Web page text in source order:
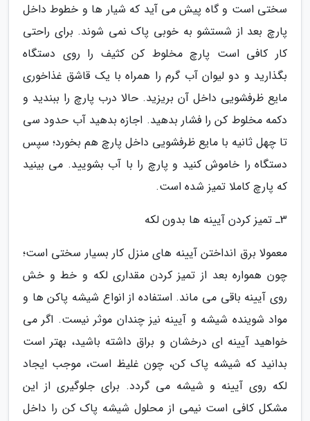
سختی است و گاه پیش می آید که شیار ها و خطوط داخل
پارچ بعد از شستشو به خوبی پاک نمی شوند. برای راحتی
کار کافی است پارچ مخلوط کن کثیف را روی دستگاه
بگذارید و دو لیوان آب گرم را همراه با یک قاشق غذاخوری
مایع ظرفشویی داخل آن بریزید. حالا درب پارچ را ببندید و
دکمه مخلوط کن را فشار بدهید. اجازه بدهید آب حدود سی
تا چهل ثانیه با مایع ظرفشویی داخل پارچ هم بخورد؛ سپس
دستگاه را خاموش کنید و پارچ را با آب بشویید. می بینید
که پارچ کاملا تمیز شده است.
3ـ تمیز کردن آیینه ها بدون لکه
معمولا برق انداختن آیینه های منزل کار بسیار سختی است؛
چون همواره بعد از تمیز کردن مقداری لکه و خط و خش
روی آیینه باقی می ماند. استفاده از انواع شیشه پاکن ها و
مواد شوینده شیشه و آیینه نیز چندان موثر نیست. اگر می
خواهید آیینه ای درخشان و براق داشته باشید، بهتر است
بدانید که شیشه پاک کن، چون غلیظ است، موجب ایجاد
لکه روی آیینه و شیشه می گردد. برای جلوگیری از این
مشکل کافی است نیمی از محلول شیشه پاک کن را داخل